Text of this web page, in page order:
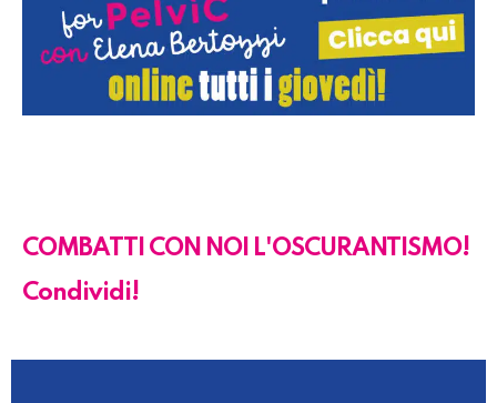
COMBATTI CON NOI L'OSCURANTISMO!
Condividi!